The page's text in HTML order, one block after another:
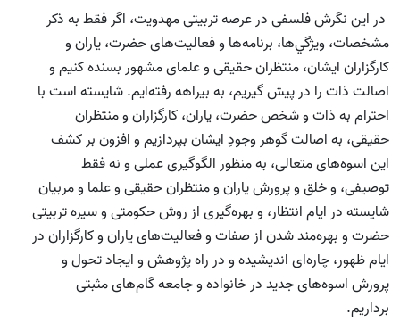
در اين نگرش فلسفى در عرصه تربيتى مهدويت، اگر فقط به ذكر
مشخصات، ويژگي‌ها، برنامه‌ها و فعاليت‌هاى حضرت، ياران و
كارگزاران ايشان، منتظران حقيقى و علمای مشهور بسنده كنيم و
اصالت ذات را در پيش گيريم، به بيراهه رفته‌ايم. شايسته است با
احترام به ذات و شخص حضرت، ياران، كارگزاران و منتظران
حقيقى، به اصالت گوهر وجودِ ايشان بپردازیم و افزون بر كشف
اين اسوه‌هاى متعالى، به منظور الگوگيرى عملى و نه فقط
توصيفى، و خلق و پرورش ياران و منتظران حقيقى و علما و مربيان
شایسته در ايام انتظار، و بهره‌گيرى از روش حكومتى و سيره تربيتى
حضرت و بهره‌مند شدن از صفات و فعاليت‌هاى ياران و كارگزاران در
ايام ظهور، چاره‌اى اندیشیده و در راه پژوهش و ایجاد تحول و
پرورش اسوه‌هاى جديد در خانواده و جامعه گام‌هاى مثبتى
برداريم.